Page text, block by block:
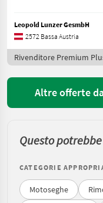
Leopold Lunzer GesmbH
2572 Bassa Austria
Rivenditore Premium
Altre offerte
Questo
CATEGORIE
Motoseghe